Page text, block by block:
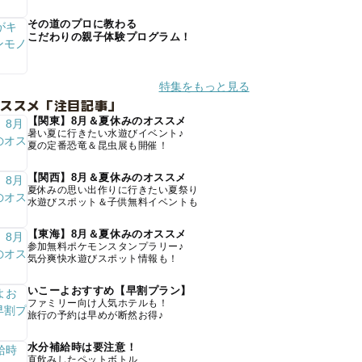
その道のプロに教わる
こだわりの親子体験プログラム！
特集をもっと見る
スメ「注目記事」
【関東】8月＆夏休みのオススメ
暑い夏に行きたい水遊びイベント♪
夏の定番恐竜＆昆虫展も開催！
【関西】8月＆夏休みのオススメ
夏休みの思い出作りに行きたい夏祭り
水遊びスポット＆子供無料イベントも
【東海】8月＆夏休みのオススメ
参加無料ポケモンスタンプラリー♪
気分爽快水遊びスポット情報も！
いこーよおすすめ【早割プラン】
ファミリー向け人気ホテルも！
旅行の予約は早めが断然お得♪
水分補給時は要注意！
直飲みしたペットボトル、